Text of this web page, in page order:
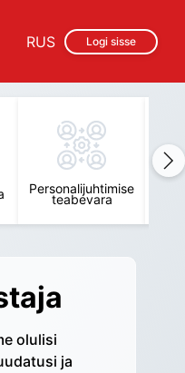
Logi sisse
RUS
Personalijuhtimise
teabevara
olulisi
ja